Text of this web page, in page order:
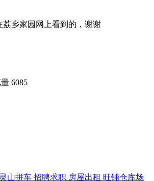
荔乡家园网上看到的，谢谢
6085
灵山拼车 招聘求职 房屋出租 旺铺仓库场